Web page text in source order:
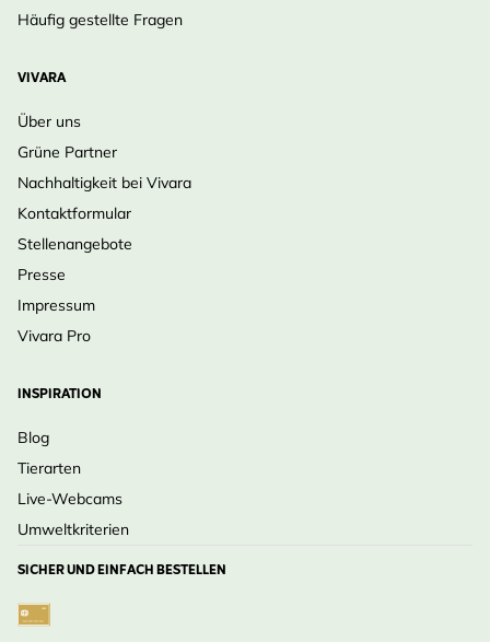
Häufig gestellte Fragen
VIVARA
Über uns
Grüne Partner
Nachhaltigkeit bei Vivara
Kontaktformular
Stellenangebote
Presse
Impressum
Vivara Pro
INSPIRATION
Blog
Tierarten
Live-Webcams
Umweltkriterien
SICHER UND EINFACH BESTELLEN